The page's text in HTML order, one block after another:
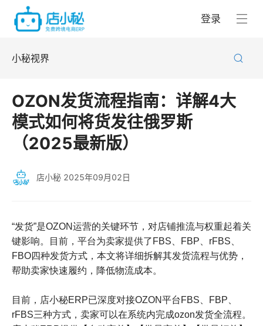
登录
小秘视界
OZON发货流程指南：详解4大
模式如何将货发往俄罗斯
（2025最新版）
店小秘 2025年09月02日
“发货”是OZON运营的关键环节，对店铺推流与权重起着关
键影响。目前，平台为卖家提供了FBS、FBP、rFBS、
FBO四种发货方式，本文将详细拆解其发货流程与优势，
帮助卖家快速履约，降低物流成本。
目前，店小秘ERP已深度对接OZON平台FBS、FBP、
rFBS三种方式，卖家可以在系统内完成ozon发货全流程。